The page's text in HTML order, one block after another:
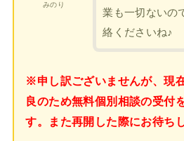
みのり
業も一切ないの
絡くださいね♪
※申し訳ございませんが、現
良のため無料個別相談の受付
す。また再開した際にお待ち